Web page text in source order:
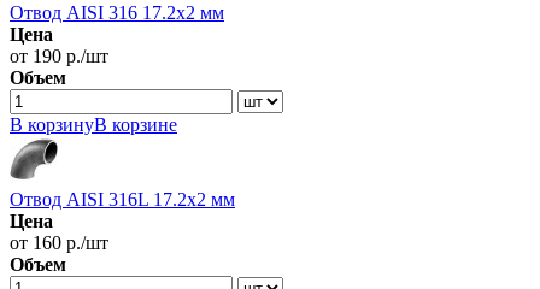
Отвод AISI 316 17.2х2 мм
Цена
от 190 р./шт
Объем
В корзинуВ корзине
Отвод AISI 316L 17.2х2 мм
Цена
от 160 р./шт
Объем